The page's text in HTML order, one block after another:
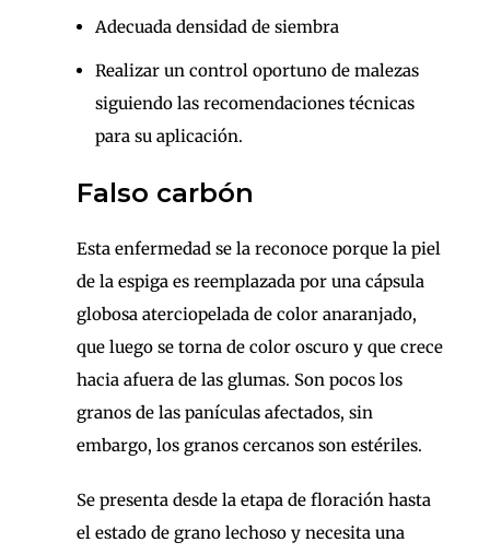
Adecuada densidad de siembra
Realizar un control oportuno de malezas
siguiendo las recomendaciones técnicas
para su aplicación.
Falso carbón
Esta enfermedad se la reconoce porque la piel
de la espiga es reemplazada por una cápsula
globosa aterciopelada de color anaranjado,
que luego se torna de color oscuro y que crece
hacia afuera de las glumas. Son pocos los
granos de las panículas afectados, sin
embargo, los granos cercanos son estériles.
Se presenta desde la etapa de floración hasta
el estado de grano lechoso y necesita una